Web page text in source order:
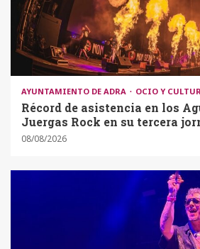
AYUNTAMIENTO DE ADRA OCIO Y
Récord de asistencia en los
Juergas Rock en su tercera
08/08/2026